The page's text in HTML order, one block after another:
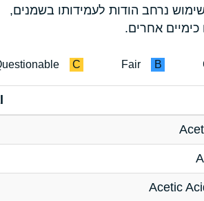
נרחב הודות לעמידותו בשמנים,
אחרים.
B
Fair
C
Acetic